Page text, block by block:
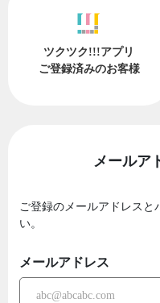
ツクツク!!!アプリ
ご登録済みのお客様
メールア
ご登録のメールアドレスと
い。
メールアドレス